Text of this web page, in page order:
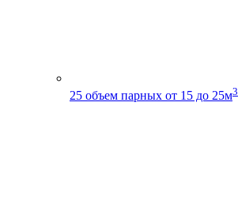
25 объем парных от 15 до 25м3